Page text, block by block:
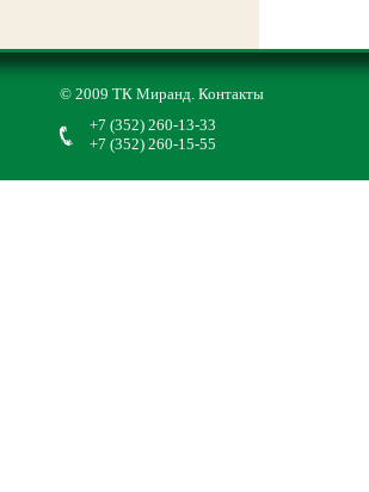
© 2009 ТК Миранд. Контакты
+7 (352) 260-13-33
+7 (352) 260-15-55